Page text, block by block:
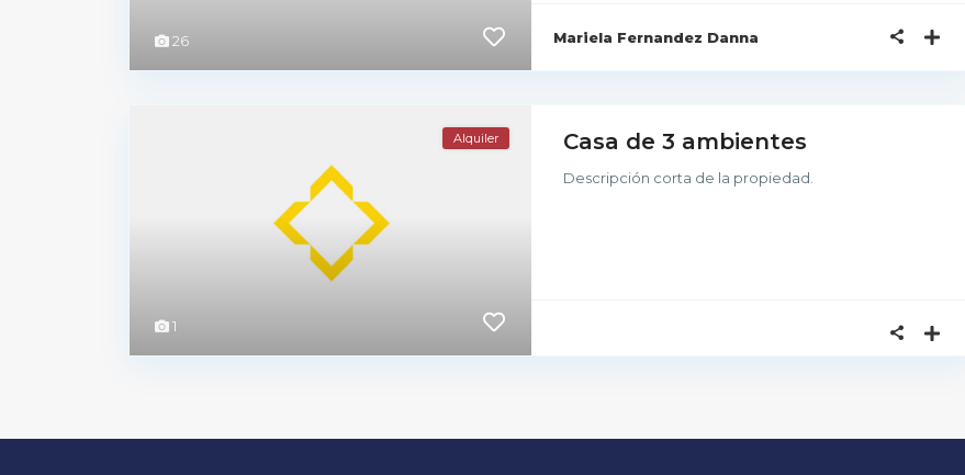
26 Mariela Fernandez Danna
1
Alquiler Casa de 3 ambientes
Descripción corta de la propiedad.